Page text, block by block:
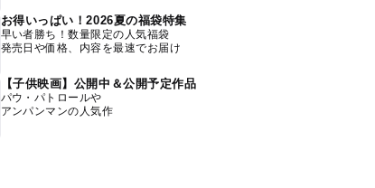
お得いっぱい！2026夏の福袋特集
早い者勝ち！数量限定の人気福袋
発売日や価格、内容を最速でお届け
【子供映画】公開中＆公開予定作品
パウ・パトロールや
アンパンマンの人気作